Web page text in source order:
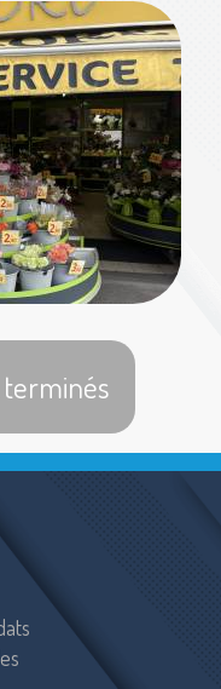
terminés